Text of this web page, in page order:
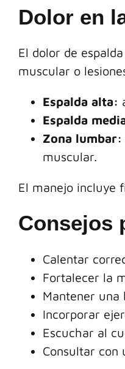
Dolor en
El dolor de
muscular o
Espalda alta:
Espalda
Zona lumbar:
muscular.
El manejo incluye
Consejos
Calentar
Fortalecer la
Mantener una
Incorporar
Escuchar al
Consultar con